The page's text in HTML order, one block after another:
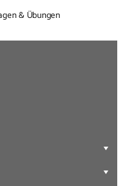
& Übungen